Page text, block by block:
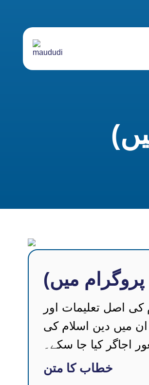
میں)
کی اصل تعلیمات اور
میں دین اسلام کی
اجاگر کیا جا سکے۔
خطاب کا متن